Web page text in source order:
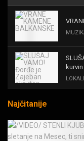
Najčitanije